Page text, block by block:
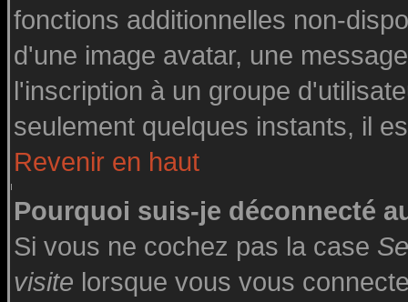
fonctions additionnelles non-
d'une image avatar, une
l'inscription à un groupe
seulement quelques instants, il
Revenir en haut
Pourquoi suis-je déconnecté
Si vous ne cochez pas la case
visite lorsque vous vous